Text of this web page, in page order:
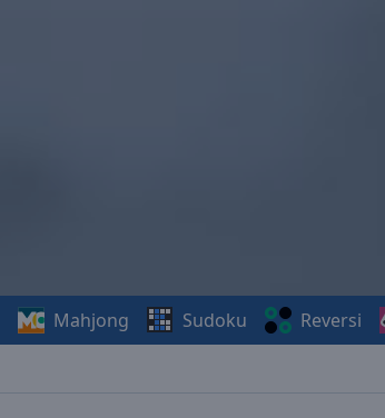
Mahjong Sudoku Reversi